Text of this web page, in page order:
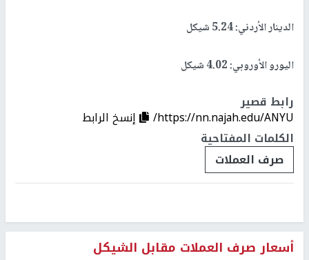
الدينار الأردني: 5.24 شيكل
اليورو الأوروبي: 4.02 شيكل
رابط قصير
https://nn.najah.edu/ANYU/
إنسخ الرابط
الكلمات المفتاحية
صرف العملات
أسعار صرف العملات مقابل الشيكل